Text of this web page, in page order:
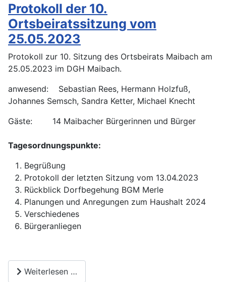
Protokoll der 10.
Ortsbeiratssitzung vom
25.05.2023
Protokoll zur 10. Sitzung des Ortsbeirats Maibach am
25.05.2023 im DGH Maibach.
anwesend: Sebastian Rees, Hermann Holzfuß,
Johannes Semsch, Sandra Ketter, Michael Knecht
Gäste: 14 Maibacher Bürgerinnen und Bürger
Tagesordnungspunkte:
Begrüßung
Protokoll der letzten Sitzung vom 13.04.2023
Rückblick Dorfbegehung BGM Merle
Planungen und Anregungen zum Haushalt 2024
Verschiedenes
Bürgeranliegen
Weiterlesen …